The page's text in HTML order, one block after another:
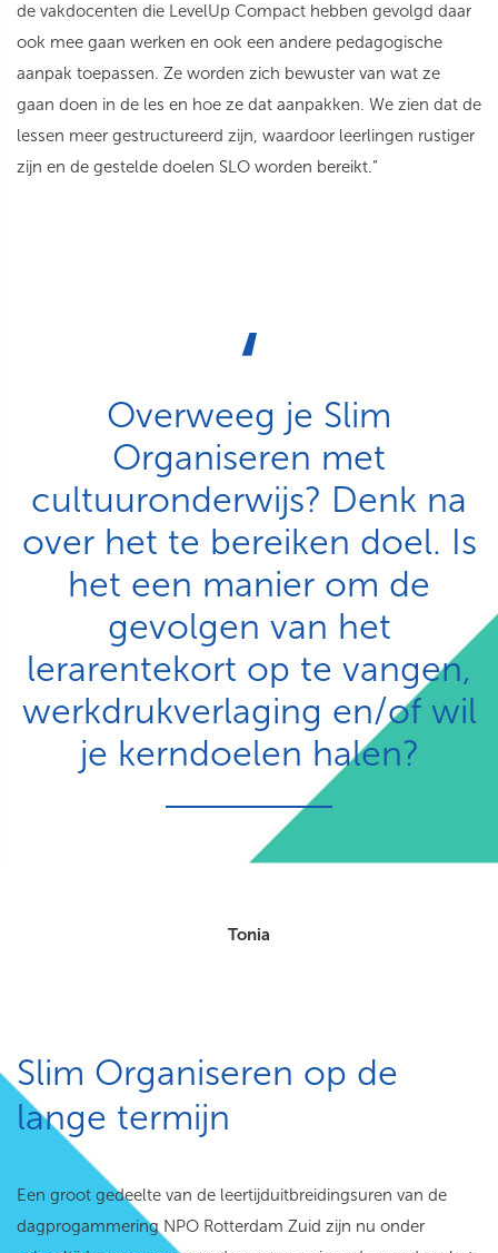
de vakdocenten die LevelUp Compact hebben gevolgd daar
ook mee gaan werken en ook een andere pedagogische
aanpak toepassen. Ze worden zich bewuster van wat ze
gaan doen in de les en hoe ze dat aanpakken. We zien dat de
lessen meer gestructureerd zijn, waardoor leerlingen rustiger
zijn en de gestelde doelen SLO worden bereikt.”
Overweeg je Slim
Organiseren met
cultuuronderwijs? Denk na
over het te bereiken doel. Is
het een manier om de
gevolgen van het
lerarentekort op te vangen,
werkdrukverlaging en/of wil
je kerndoelen halen?
Tonia
Slim Organiseren op de
lange termijn
Een groot gedeelte van de leertijduitbreidingsuren van de
dagprogammering NPO Rotterdam Zuid zijn nu onder